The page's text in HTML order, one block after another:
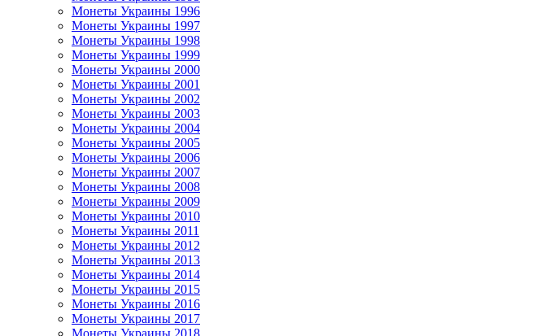
Монеты Украины 1996
Монеты Украины 1997
Монеты Украины 1998
Монеты Украины 1999
Монеты Украины 2000
Монеты Украины 2001
Монеты Украины 2002
Монеты Украины 2003
Монеты Украины 2004
Монеты Украины 2005
Монеты Украины 2006
Монеты Украины 2007
Монеты Украины 2008
Монеты Украины 2009
Монеты Украины 2010
Монеты Украины 2011
Монеты Украины 2012
Монеты Украины 2013
Монеты Украины 2014
Монеты Украины 2015
Монеты Украины 2016
Монеты Украины 2017
Монеты Украины 2018